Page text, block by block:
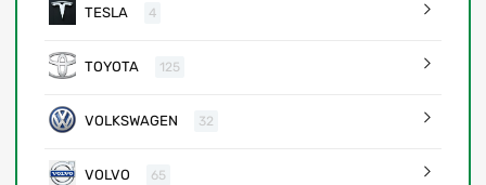
TESLA 4
TOYOTA 125
VOLKSWAGEN 32
VOLVO 65